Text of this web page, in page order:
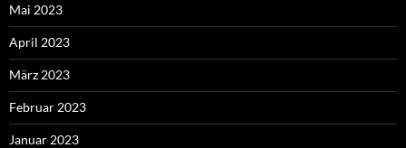
Mai 2023
April 2023
März 2023
Februar 2023
Januar 2023